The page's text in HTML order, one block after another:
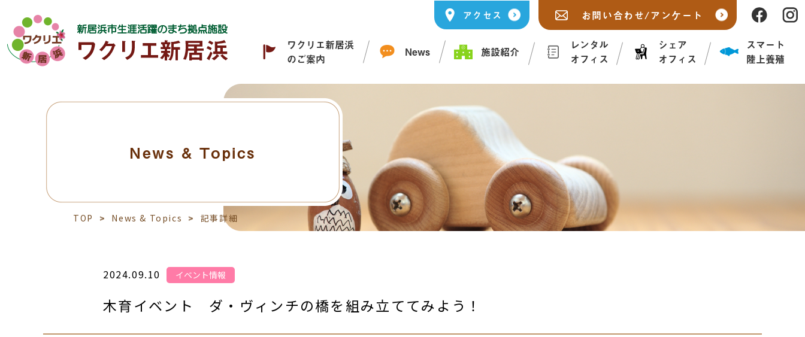
アクセス お問い合わせ/アンケート
ワクリエ新居浜
のご案内
News 施設紹介
レンタル
オフィス
シェア
オフィス
スマート
陸上養殖
News & Topics
TOP News & Topics 記事詳細
2024.09.10 イベント情報
木育イベント ダ・ヴィンチの橋を組み立ててみよう！